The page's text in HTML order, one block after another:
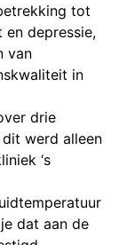
tot
depressie,
van
in
drie
werd alleen
‘s
dat aan de